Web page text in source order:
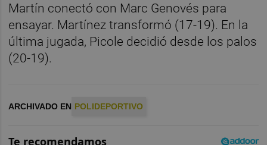
Martín conectó con Marc Genovés para
ensayar. Martínez transformó (17-19). En la
última jugada, Picole decidió desde los palos
(20-19).
ARCHIVADO EN POLIDEPORTIVO